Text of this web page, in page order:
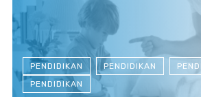
PENDIDIKAN PENDIDIKAN
PENDIDIKAN